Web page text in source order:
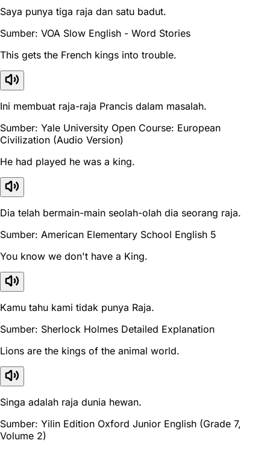
Saya punya tiga raja dan satu badut.
Sumber: VOA Slow English - Word Stories
This gets the French kings into trouble.
Ini membuat raja-raja Prancis dalam masalah.
Sumber: Yale University Open Course: European
Civilization (Audio Version)
He had played he was a king.
Dia telah bermain-main seolah-olah dia seorang raja.
Sumber: American Elementary School English 5
You know we don't have a King.
Kamu tahu kami tidak punya Raja.
Sumber: Sherlock Holmes Detailed Explanation
Lions are the kings of the animal world.
Singa adalah raja dunia hewan.
Sumber: Yilin Edition Oxford Junior English (Grade 7,
Volume 2)